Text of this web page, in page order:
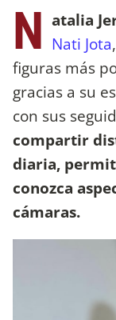
N atalia
Nati Jota
figuras más
gracias a su
con sus
compartir
diaria,
conozca
cámaras.